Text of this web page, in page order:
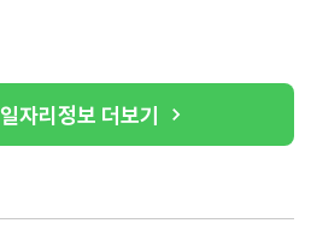
일자리정보 더보기